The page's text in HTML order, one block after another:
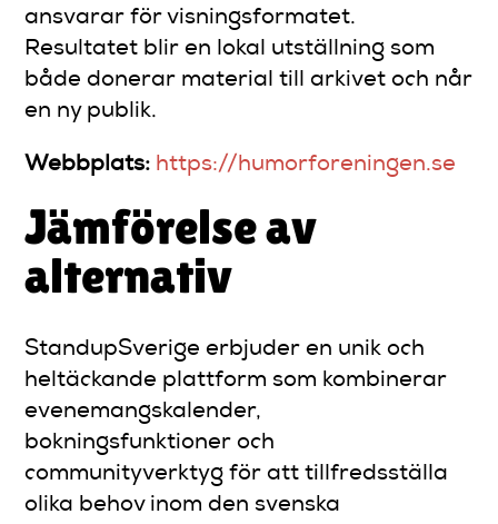
ansvarar för visningsformatet.
Resultatet blir en lokal utställning som
både donerar material till arkivet och når
en ny publik.
Webbplats: https://humorforeningen.se
Jämförelse av
alternativ
StandupSverige erbjuder en unik och
heltäckande plattform som kombinerar
evenemangskalender,
bokningsfunktioner och
communityverktyg för att tillfredsställa
olika behov inom den svenska